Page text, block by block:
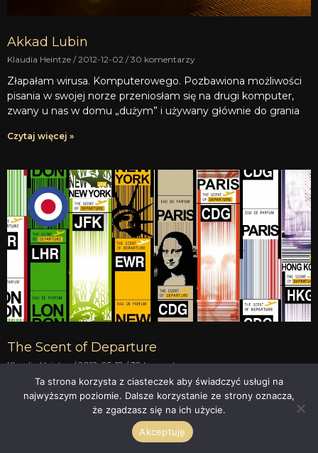
Akkad Lubin
Klaudia Heintze 2012-12-02 30 komentarzy
Złapałam wirusa. Komputerowego. Pozbawiona możliwości
pisania w swojej norze przeniosłam się na drugi komputer,
zwany u nas w domu „dużym” i używany głównie do grania
Czytaj więcej »
The Scent of Departure
Klaudia Heintze 2012-05-18 38 komentarzy
Pamiętacie mój wywiad z Geraldem Ghislain z października
2010 roku? W rozmowie tej założyciel Histoires de Parfums
wspominał o swoim najnowszym (wówczas najnowszym)
Ta strona korzysta z ciasteczek aby świadczyć usługi na
najwyższym poziomie. Dalsze korzystanie ze strony oznacza,
że zgadzasz się na ich użycie.
Akceptuję